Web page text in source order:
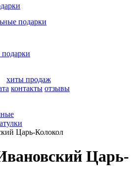
подарки
хиты продаж
контакты отзывы
Царь-Колокол
Царь-